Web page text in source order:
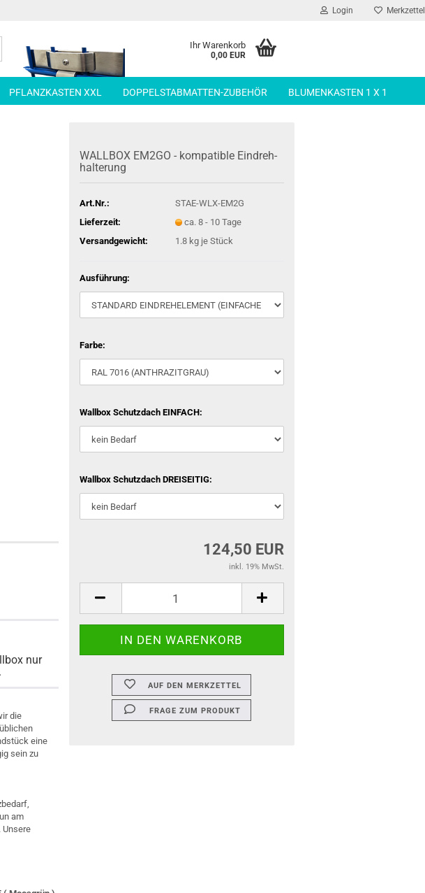
Login Merkzettel
Ihr Warenkorb
0,00 EUR
PFLANZKASTEN XXL DOPPELSTABMATTEN-ZUBEHÖR BLUMENKASTEN 1 X 1
WALL­BOX EM2GO - kom­pa­ti­ble Ein­dreh­
hal­te­rung
Art.Nr.:
STAE-WLX-EM2G
Lieferzeit:
ca. 8 - 10 Tage
Versandgewicht:
1.8kg je Stück
Ausführung:
Farbe:
Wallbox Schutzdach EINFACH:
Wallbox Schutzdach DREISEITIG:
124,50 EUR
inkl. 19% MwSt.
AUF DEN MERKZETTEL
FRAGE ZUM PRODUKT
nur
die
eine
sein zu
am
Unsere